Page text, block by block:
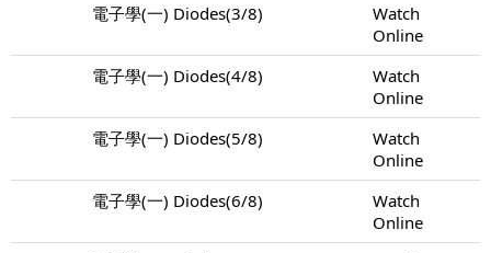
電子學(一) Diodes(3/8)
Watch
Online
電子學(一) Diodes(4/8)
Watch
Online
電子學(一) Diodes(5/8)
Watch
Online
電子學(一) Diodes(6/8)
Watch
Online